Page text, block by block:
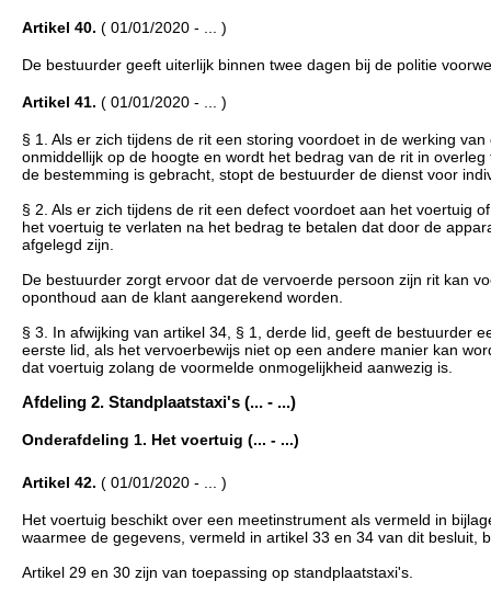
Artikel 40. ( 01/01/2020 - ... )
De bestuurder geeft uiterlijk binnen twee dagen bij de politie
Artikel 41. ( 01/01/2020 - ... )
§ 1. Als er zich tijdens de rit een storing voordoet in de werking
onmiddellijk op de hoogte en wordt het bedrag van de rit in
de bestemming is gebracht, stopt de bestuurder de dienst voor
§ 2. Als er zich tijdens de rit een defect voordoet aan het voertuig
het voertuig te verlaten na het bedrag te betalen dat door de
afgelegd zijn.
De bestuurder zorgt ervoor dat de vervoerde persoon zijn rit kan
oponthoud aan de klant aangerekend worden.
§ 3. In afwijking van artikel 34, § 1, derde lid, geeft de bestuurder
eerste lid, als het vervoerbewijs niet op een andere manier kan
dat voertuig zolang de voormelde onmogelijkheid aanwezig is.
Afdeling 2. Standplaatstaxi's (... - ...)
Onderafdeling 1. Het voertuig (... - ...)
Artikel 42. ( 01/01/2020 - ... )
Het voertuig beschikt over een meetinstrument als vermeld in
waarmee de gegevens, vermeld in artikel 33 en 34 van dit
Artikel 29 en 30 zijn van toepassing op standplaatstaxi's.